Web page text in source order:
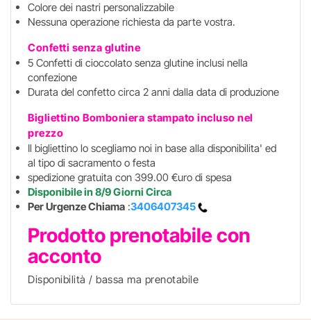
Colore dei nastri personalizzabile
Nessuna operazione richiesta da parte vostra.
Confetti senza glutine
5 Confetti di cioccolato senza glutine inclusi nella
confezione
Durata del confetto circa 2 anni dalla data di produzione
Bigliettino Bomboniera stampato incluso nel
prezzo
Il bigliettino lo scegliamo noi in base alla disponibilita' ed
al tipo di sacramento o festa
spedizione gratuita con 399.00 €uro di spesa
Disponibile in 8/9 Giorni Circa
Per Urgenze Chiama :3406407345
Prodotto prenotabile con
acconto
Disponibilità / bassa ma prenotabile